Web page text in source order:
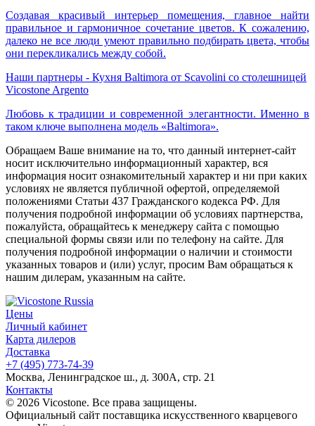
Создавая красивый интерьер помещения, главное найти
правильное и гармоничное сочетание цветов. К сожалению,
далеко не все люди умеют правильно подбирать цвета, чтобы
они перекликались между собой.
Наши партнеры - Кухня Baltimora от Scavolini со столешницей
Vicostone Argento
Любовь к традиции и современной элегантности. Именно в
таком ключе выполнена модель «Baltimora».
Обращаем Ваше внимание на то, что данный интернет-сайт
носит исключительно информационный характер, вся
информация носит ознакомительный характер и ни при каких
условиях не является публичной офертой, определяемой
положениями Статьи 437 Гражданского кодекса РФ. Для
получения подробной информации об условиях партнерства,
пожалуйста, обращайтесь к менеджеру сайта с помощью
специальной формы связи или по телефону на сайте. Для
получения подробной информации о наличии и стоимости
указанных товаров и (или) услуг, просим Вам обращаться к
нашим дилерам, указанным на сайте.
Цены
Личный кабинет
Карта дилеров
Доставка
+7 (495) 773-74-39
Москва, Ленинградское ш., д. 300А, стр. 21
Контакты
© 2026 Vicostone. Все права защищены.
Официальный сайт поставщика искусственного кварцевого